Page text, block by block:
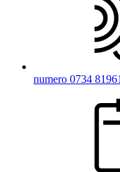
numero 0734 81961